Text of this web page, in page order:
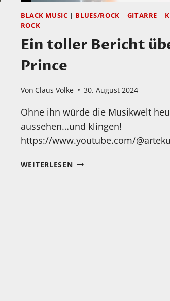
BLACK MUSIC | BLUES/ROCK | GITARRE |
ROCK
Ein toller Bericht
Prince
Von Claus Volke 30. August 2024
Ohne ihn würde die Musikwelt
aussehen…und klingen!
https://www.youtube.com/
WEITERLESENEIN